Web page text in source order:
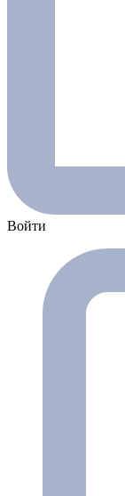
Войти